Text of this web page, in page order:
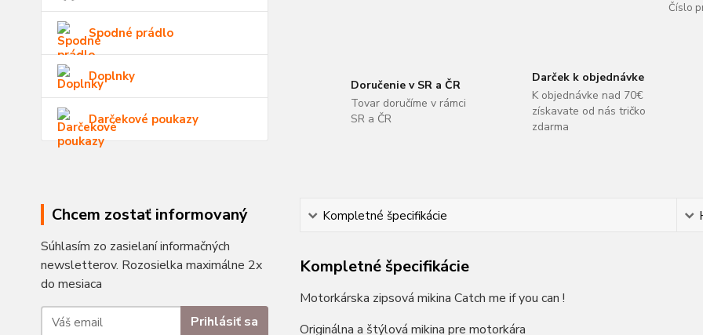
Spodné prádlo
Doplnky
Darčekové poukazy
Chcem zostať informovaný
Súhlasím zo zasielaní informačných
newsletterov. Rozosielka maximálne 2x
do mesiaca
Prihlásiť sa
Číslo
Doručenie v SR a ČR
Tovar doručíme v rámci
SR a ČR
Darček k objednávke
K objednávke nad 70€
získavate od nás tričko
zdarma
Kompletné špecifikácie
Kompletné špecifikácie
Motorkárska zipsová mikina Catch me if you can !
Originálna a štýlová mikina pre motorkára